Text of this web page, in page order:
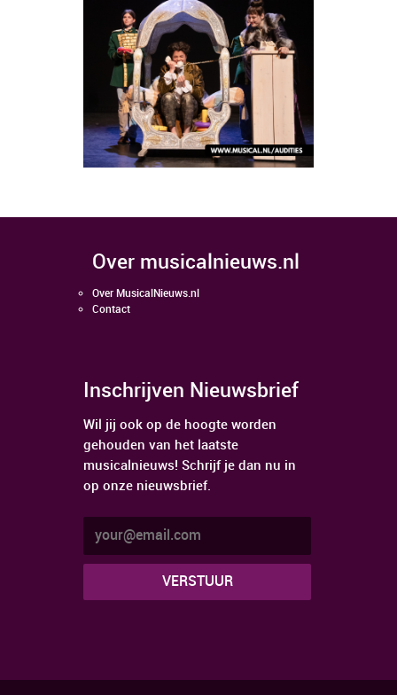
over musicalnieuws.nl
Over MusicalNieuws.nl
Contact
Inschrijven Nieuwsbrief
Wil jij ook op de hoogte worden
gehouden van het laatste
musicalnieuws! Schrijf je dan nu in
op onze nieuwsbrief.